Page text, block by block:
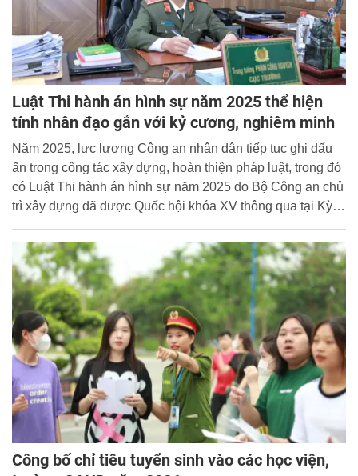
Luật Thi hành án hình sự năm 2025 thể hiện
tính nhân đạo gắn với kỷ cương, nghiêm minh
Năm 2025, lực lượng Công an nhân dân tiếp tục ghi dấu
ấn trong công tác xây dựng, hoàn thiện pháp luật, trong đó
có Luật Thi hành án hình sự năm 2025 do Bộ Công an chủ
trì xây dựng đã được Quốc hội khóa XV thông qua tại Kỳ
thi hành án tại cộng đồng và tái hòa nhập cộng đồng, chính
thức có hiệu lực thi hành từ ngày 01/7/2026. Trung tướng,
PGS.TS Phạm Công Nguyên, Cục trưởng Cục Pháp chế
và cải cách hành chính, tư pháp, Bộ Công an đã trao đổi,
cung cấp thông tin về một số nội dung mới của Luật.
Công bố chỉ tiêu tuyển sinh vào các học viện,